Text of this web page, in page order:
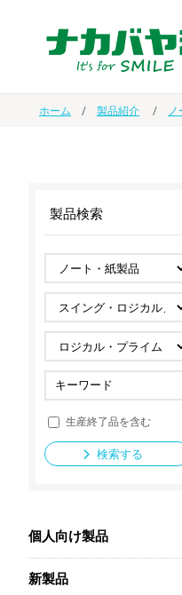
スマートフ
タブレット
防災・
セキュリテ
法人向け製品
オーダー手帳・
ドキュメントス
導入事例
IR情報
サステナビリテ
ホーム 製品紹介
製品検索
生産終了品を含む
検索する
個人向け製品
新製品